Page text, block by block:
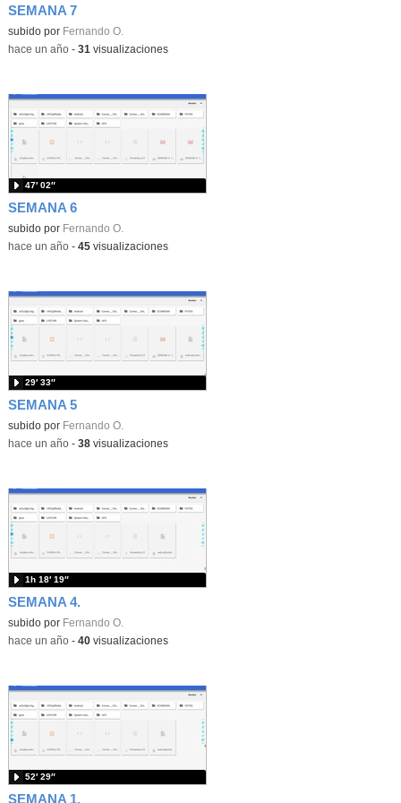
SEMANA 7
subido por Fernando O.
-hace un año- 31 visualizaciones
SEMANA 6
subido por Fernando O.
47′ 02″
-hace un año- 45visualizaciones
SEMANA 5
subido por Fernando O.
29′ 33″
-hace un año- 38visualizaciones
SEMANA 4.
subido por Fernando O.
1h 18′ 19″
-hace un año- 40visualizaciones
SEMANA 1.
52′ 29″